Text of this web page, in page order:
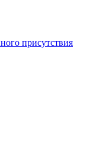
присутствия